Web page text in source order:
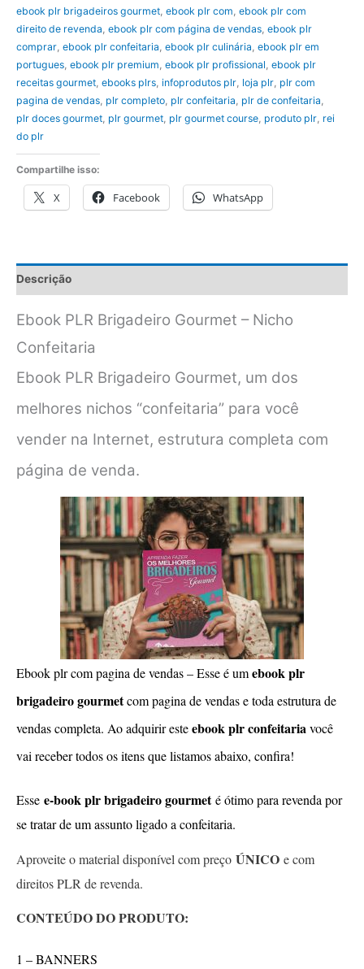
quantidade
ebook plr brigadeiros gourmet ebook plr com ebook plr com
direito de revenda ebook plr com página de vendas ebook plr
comprar ebook plr confeitaria ebook plr culinária ebook plr em
portugues ebook plr premium ebook plr profissional ebook plr
receitas gourmet ebooks plrs infoprodutos plr loja plr plr com
pagina de vendas plr completo plr confeitaria plr de confeitaria
plr doces gourmet plr gourmet plr gourmet course produto plr rei
do plr
Compartilhe isso:
X Facebook WhatsApp
Descrição
Ebook PLR Brigadeiro Gourmet – Nicho
Confeitaria
Ebook PLR Brigadeiro Gourmet, um dos
melhores nichos “confeitaria” para você
vender na Internet, estrutura completa com
página de venda.
Ebook plr com pagina de vendas – Esse é umebook plr
brigadeiro gourmetcom pagina de vendas e toda estrutura de
vendas completa. Ao adquirir esteebook plr confeitariavocê
vai receber todos os itens que listamos abaixo, confira!
Esse e-book plr brigadeiro gourmeté ótimo para revenda por
se tratar de um assunto ligado a confeitaria.
Aproveite o material disponível com preço ÚNICO e com
direitos PLR de revenda.
CONTEÚDO DO PRODUTO:
1 – BANNERS